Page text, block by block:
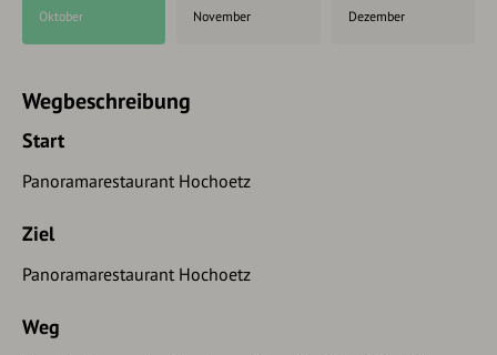
Oktober November Dezember
Wegbeschreibung
Start
Panoramarestaurant Hochoetz
Ziel
Panoramarestaurant Hochoetz
Weg